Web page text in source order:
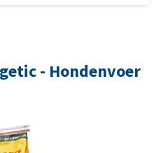
- Hondenvoer